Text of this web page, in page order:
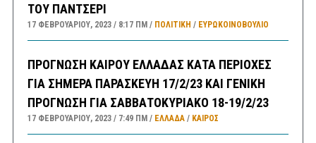
ΤΟΥ ΠΑΝΤΣΕΡΙ
17 ΦΕΒΡΟΥΑΡΊΟΥ, 2023 8:17 ΠΜ ΠΟΛΙΤΙΚΗ / ΕΥΡΩΚΟΙΝΟΒΟΥΛΙΟ
ΠΡΟΓΝΩΣΗ ΚΑΙΡΟΥ ΕΛΛΑΔΑΣ ΚΑΤΑ ΠΕΡΙΟΧΕΣ
ΓΙΑ ΣΗΜΕΡΑ ΠΑΡΑΣΚΕΥΗ 17/2/23 ΚΑΙ ΓΕΝΙΚΗ
ΠΡΟΓΝΩΣΗ ΓΙΑ ΣΑΒΒΑΤΟΚΥΡΙΑΚΟ 18-19/2/23
17 ΦΕΒΡΟΥΑΡΊΟΥ, 2023 7:49 ΠΜ ΕΛΛΑΔA/ ΚΑΙΡΌΣ